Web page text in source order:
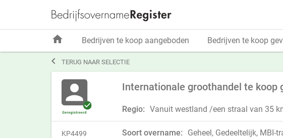
 TERUG NAAR SELECTIE
Internationale groothandel te koop
Regio: Vanuit westland /een straal van 35
KP4499 Soort overname: Geheel, Gedeeltelijk, MBI-
home Bedrijven te koop aangeboden Bedrijven te koop